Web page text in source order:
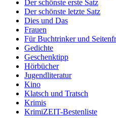
Der schönste erste Satz
Der schönste letzte Satz
Dies und Das
Frauen
Für Buchtrinker und
Gedichte
Geschenktipp
Hörbücher
Jugendliteratur
Kino
Klatsch und Tratsch
Krimis
KrimiZEIT-Bestenliste